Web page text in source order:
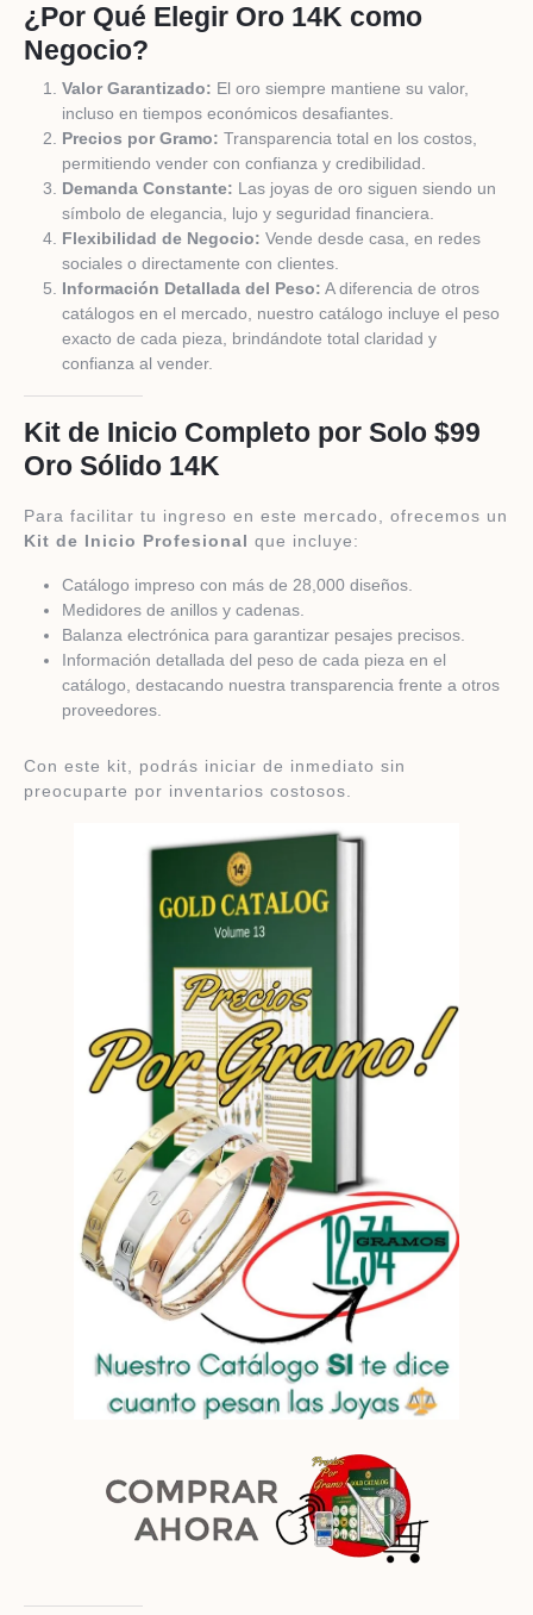
¿Por Qué Elegir Oro 14K como
Negocio?
Valor Garantizado: El oro siempre mantiene su valor,
incluso en tiempos económicos desafiantes.
Precios por Gramo: Transparencia total en los costos,
permitiendo vender con confianza y credibilidad.
Demanda Constante: Las joyas de oro siguen siendo un
símbolo de elegancia, lujo y seguridad financiera.
Flexibilidad de Negocio: Vende desde casa, en redes
sociales o directamente con clientes.
Información Detallada del Peso: A diferencia de otros
catálogos en el mercado, nuestro catálogo incluye el peso
exacto de cada pieza, brindándote total claridad y
confianza al vender.
Kit de Inicio Completo por Solo $99
Oro Sólido 14K
Para facilitar tu ingreso en este mercado, ofrecemos un
Kit de Inicio Profesional que incluye:
Catálogo impreso con más de 28,000 diseños.
Medidores de anillos y cadenas.
Balanza electrónica para garantizar pesajes precisos.
Información detallada del peso de cada pieza en el
catálogo, destacando nuestra transparencia frente a otros
proveedores.
Con este kit, podrás iniciar de inmediato sin
preocuparte por inventarios costosos.